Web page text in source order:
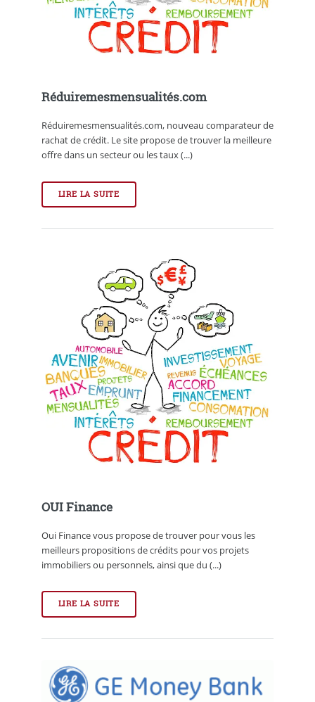
Réduiremesmensualités.com
Réduiremesmensualités.com, nouveau comparateur de
rachat de crédit. Le site propose de trouver la meilleure
offre dans un secteur ou les taux (...)
LIRE LA SUITE
OUI Finance
Oui Finance vous propose de trouver pour vous les
meilleurs propositions de crédits pour vos projets
immobiliers ou personnels, ainsi que du (...)
LIRE LA SUITE